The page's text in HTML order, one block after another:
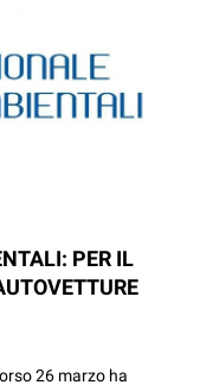
PER IL
26 marzo ha